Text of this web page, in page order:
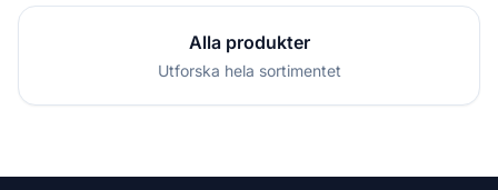
Alla produkter
Utforska hela sortimentet